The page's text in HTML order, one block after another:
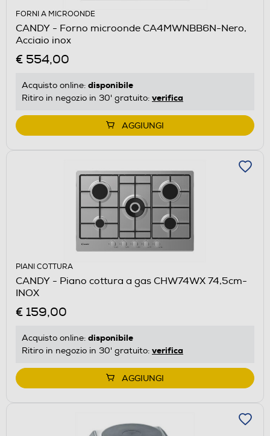
FORNI A MICROONDE
CANDY - Forno microonde CA4MWNBB6N-Nero,
Acciaio inox
€ 554,00
Acquisto online: disponibile
Ritiro in negozio in 30' gratuito: verifica
AGGIUNGI
PIANI COTTURA
CANDY - Piano cottura a gas CHW74WX 74,5cm-
INOX
€ 159,00
Acquisto online: disponibile
Ritiro in negozio in 30' gratuito: verifica
AGGIUNGI